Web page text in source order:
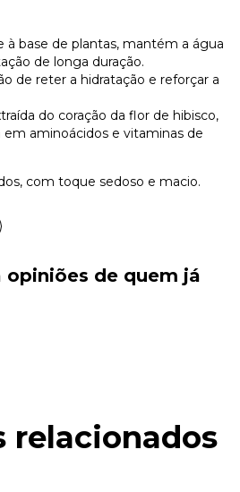
base de plantas, mantém a água
de longa duração.
de reter a hidratação e reforçar a
do coração da flor de hibisco,
aminoácidos e vitaminas de
com toque sedoso e macio.
opiniões de quem já
relacionados